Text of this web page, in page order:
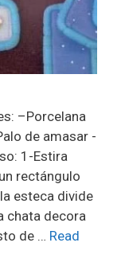
–Porcelana
de amasar -
1-Estira
rectángulo
esteca divide
chata decora
de … Read